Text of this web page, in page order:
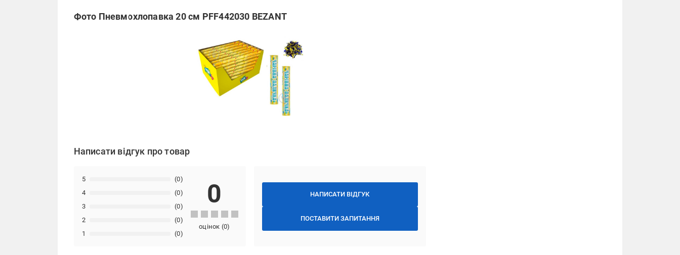
Фото Пневмохлопавка 20 см PFF442030 BEZANT
Написати відгук про товар
НАПИСАТИ ВІДГУК
ПОСТАВИТИ ЗАПИТАННЯ
1 (0)
2 (0)
3 (0)
4 (0)
5 (0)
0
оцінок (0)